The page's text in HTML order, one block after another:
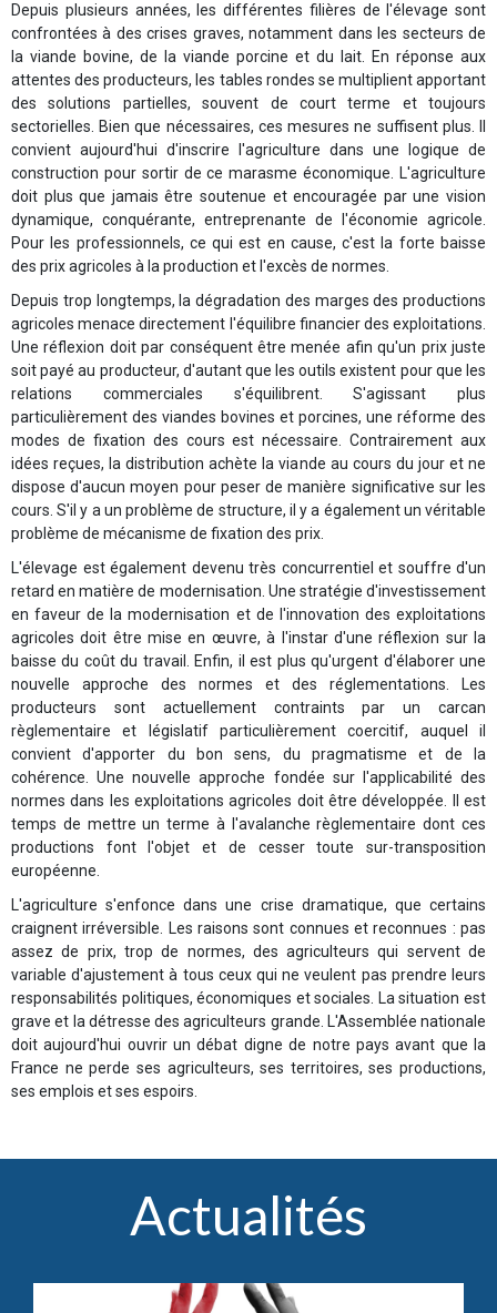
Depuis plusieurs années, les différentes filières de l'élevage sont
confrontées à des crises graves, notamment dans les secteurs de
la viande bovine, de la viande porcine et du lait. En réponse aux
attentes des producteurs, les tables rondes se multiplient apportant
des solutions partielles, souvent de court terme et toujours
sectorielles. Bien que nécessaires, ces mesures ne suffisent plus. Il
convient aujourd'hui d'inscrire l'agriculture dans une logique de
construction pour sortir de ce marasme économique. L'agriculture
doit plus que jamais être soutenue et encouragée par une vision
dynamique, conquérante, entreprenante de l'économie agricole.
Pour les professionnels, ce qui est en cause, c'est la forte baisse
des prix agricoles à la production et l'excès de normes.
Depuis trop longtemps, la dégradation des marges des productions
agricoles menace directement l'équilibre financier des exploitations.
Une réflexion doit par conséquent être menée afin qu'un prix juste
soit payé au producteur, d'autant que les outils existent pour que les
relations commerciales s'équilibrent. S'agissant plus
particulièrement des viandes bovines et porcines, une réforme des
modes de fixation des cours est nécessaire. Contrairement aux
idées reçues, la distribution achète la viande au cours du jour et ne
dispose d'aucun moyen pour peser de manière significative sur les
cours. S'il y a un problème de structure, il y a également un véritable
problème de mécanisme de fixation des prix.
L'élevage est également devenu très concurrentiel et souffre d'un
retard en matière de modernisation. Une stratégie d'investissement
en faveur de la modernisation et de l'innovation des exploitations
agricoles doit être mise en œuvre, à l'instar d'une réflexion sur la
baisse du coût du travail. Enfin, il est plus qu'urgent d'élaborer une
nouvelle approche des normes et des réglementations. Les
producteurs sont actuellement contraints par un carcan
règlementaire et législatif particulièrement coercitif, auquel il
convient d'apporter du bon sens, du pragmatisme et de la
cohérence. Une nouvelle approche fondée sur l'applicabilité des
normes dans les exploitations agricoles doit être développée. Il est
temps de mettre un terme à l'avalanche règlementaire dont ces
productions font l'objet et de cesser toute sur-transposition
européenne.
L'agriculture s'enfonce dans une crise dramatique, que certains
craignent irréversible. Les raisons sont connues et reconnues : pas
assez de prix, trop de normes, des agriculteurs qui servent de
variable d'ajustement à tous ceux qui ne veulent pas prendre leurs
responsabilités politiques, économiques et sociales. La situation est
grave et la détresse des agriculteurs grande. L'Assemblée nationale
doit aujourd'hui ouvrir un débat digne de notre pays avant que la
France ne perde ses agriculteurs, ses territoires, ses productions,
ses emplois et ses espoirs.
Actualités